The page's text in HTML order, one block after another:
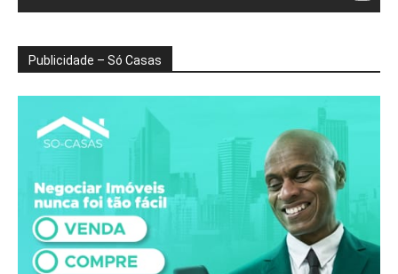
Publicidade – Só Casas